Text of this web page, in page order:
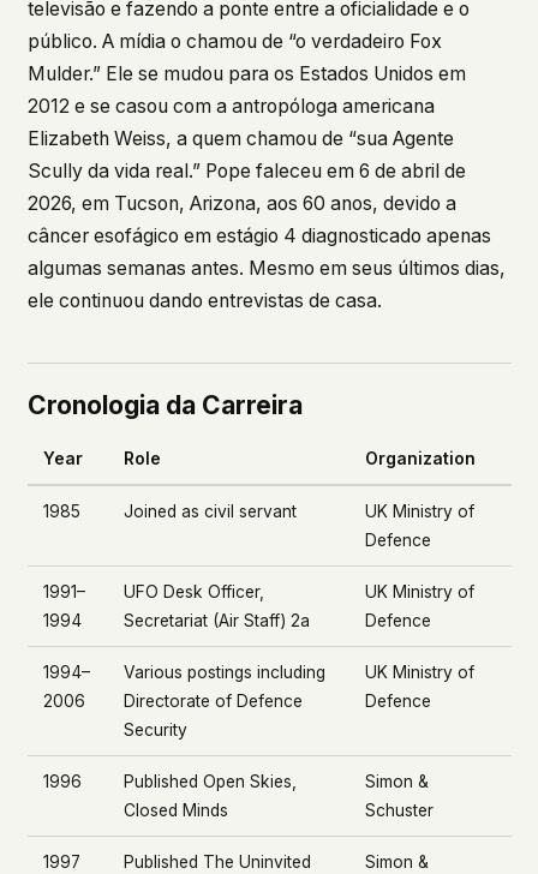
televisão e fazendo a ponte entre a oficialidade e o
público. A mídia o chamou de “o verdadeiro Fox
Mulder.” Ele se mudou para os Estados Unidos em
2012 e se casou com a antropóloga americana
Elizabeth Weiss, a quem chamou de “sua Agente
Scully da vida real.” Pope faleceu em 6 de abril de
2026, em Tucson, Arizona, aos 60 anos, devido a
câncer esofágico em estágio 4 diagnosticado apenas
algumas semanas antes. Mesmo em seus últimos dias,
ele continuou dando entrevistas de casa.
Cronologia da Carreira
Year Role Organization
1985 Joined as civil servant
UK Ministry of
Defence
1991–
1994
UFO Desk Officer,
Secretariat (Air Staff) 2a
UK Ministry of
Defence
1994–
2006
Various postings including
Directorate of Defence
Security
UK Ministry of
Defence
1996 Published Open Skies,
Closed Minds
Simon &
Schuster
1997 Published The Uninvited
Simon &